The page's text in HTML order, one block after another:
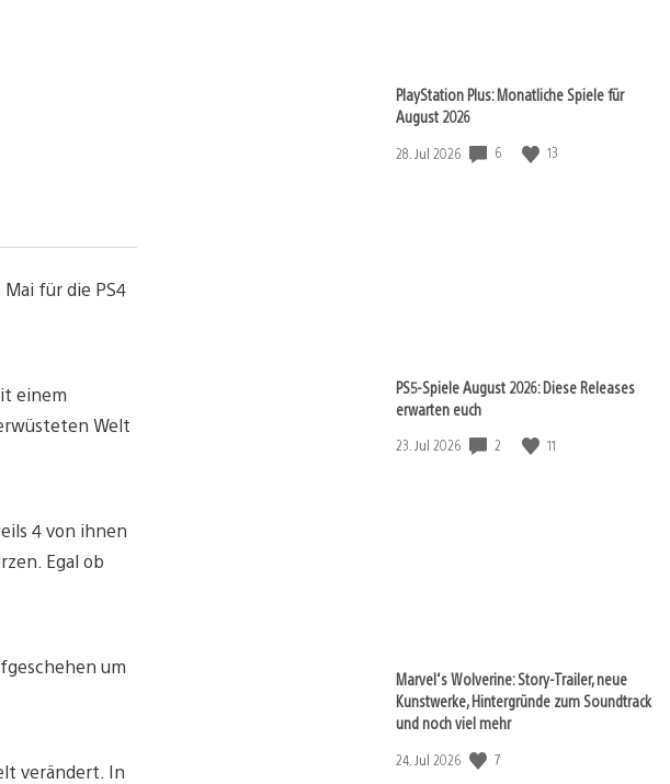
Mai für die PS4
einem
Welt
4 von ihnen
Egal ob
um
verändert. In
PlayStation Plus: Monatliche Spiele für
August 2026
Veröffentlichungsdatum:
28. Jul 2026 6 13
PS5-Spiele August 2026: Diese Releases
erwarten euch
Veröffentlichungsdatum:
23. Jul 2026 2 11
Marvel‘s Wolverine: Story-Trailer, neue
Kunstwerke, Hintergründe zum Soundtrack
und noch viel mehr
Veröffentlichungsdatum:
24. Jul 2026 7